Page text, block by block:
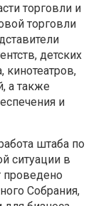
торговли и
торговли
детских
кинотеатров,
а также
и
штаба по
ситуации в
проведено
Собрания,